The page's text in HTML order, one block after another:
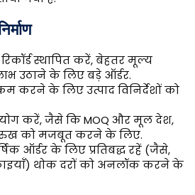
स्थापित करें, बेहतर मूल्य
उठाने के लिए बड़े ऑर्डर.
करने के लिए उत्पाद विनिर्देशों को
करें, जैसे कि MOQ और मूल देश,
को मजबूत करने के लिए.
ऑर्डर के लिए प्रतिबद्ध रहें (जैसे,
थोक दरों को अनलॉक करने के